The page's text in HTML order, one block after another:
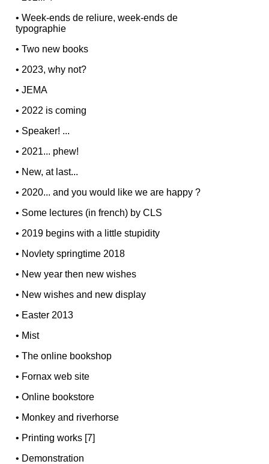
•Week-ends de reliure, week-ends de
typographie
•Two new books
• 2023, why not?
•JEMA
• 2022 is coming
• Speaker! ...
• 2021... phew!
• New, at last...
• 2020... and you would like we are happy ?
• Some lectures (in french) by CLS
• 2019 begins with a little stupidity
• Novlety springtime 2018
• New year then new wishes
• New wishes and new display
• Easter 2013
• Mist
•The online bookshop
• Fornax web site
•Online bookstore
• Monkey and riverhorse
• Printing works [7]
• Demonstration